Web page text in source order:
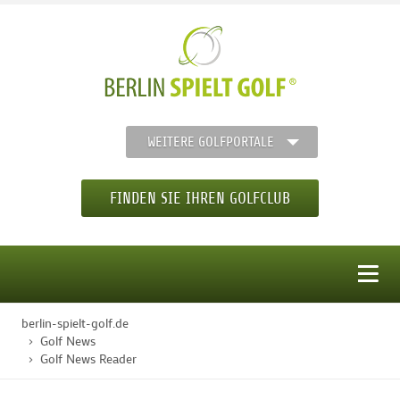
WEITERE GOLFPORTALE
FINDEN SIE IHREN GOLFCLUB
STARTSEITE
berlin-spielt-golf.de
Golf News
Golf News Reader